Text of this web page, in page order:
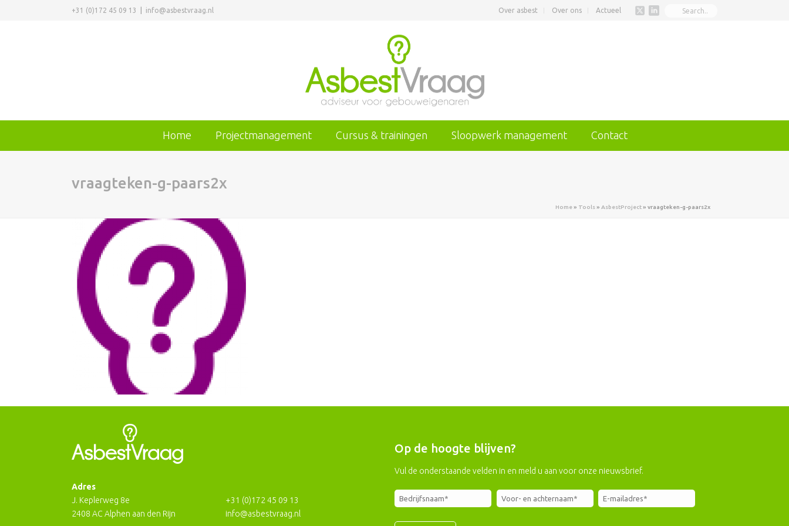
+31 (0)172 45 09 13 info@asbestvraag.nl Over asbest Over ons Actueel
Home Projectmanagement Cursus & trainingen Sloopwerk management Contact
vraagteken-g-paars2x
Home» Tools» AsbestProject» vraagteken-g-paars2x
Adres
J. Keplerweg 8e
2408 AC Alphen aan den Rijn
+31 (0)172 45 09 13
info@asbestvraag.nl
Op de hoogte blijven?
Vul de onderstaande velden in en meld u aan voor onze nieuwsbrief.